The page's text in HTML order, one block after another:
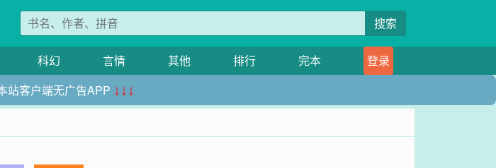
搜索
科幻 言情 其他 排行 完本
登录
站客户端无广告APP ↓↓↓